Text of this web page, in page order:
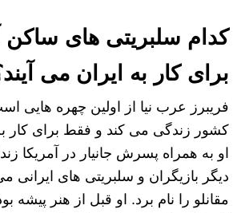
کدام سلبریتی های ساکن
برای کار به ایران می
فریبرز عرب نیا از اولین چهره هایی
کشور زندگی می کند و فقط برای کار
او به همراه پسرش جانیار در آمریکا
دیگر بازیگران و سلبریتی های ایرانی
مقانلو را نام برد. او قبل از هنر پیشه